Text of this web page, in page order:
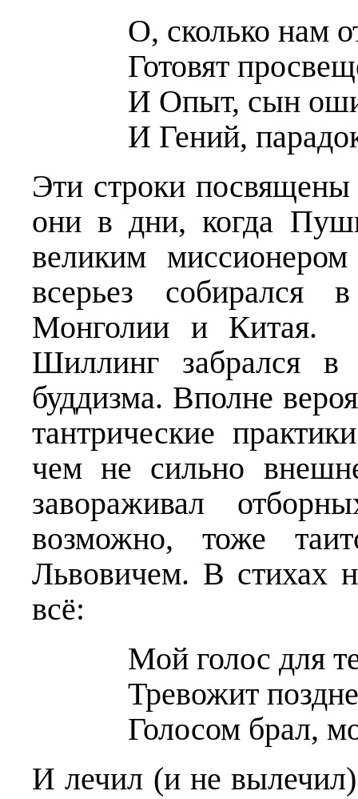
О, сколько нам
Готовят
И Опыт, сын
И Гений,
Эти строки
они в дни, когда
великим
всерьез собирался
Монголии и Китая.
Шиллинг забрался в
буддизма. Вполне
тантрические
чем не сильно
завораживал
возможно, тоже
Львовичем. В стихах
всё:
Мой голос для
Тревожит
Голосом брал,
И лечил (и не